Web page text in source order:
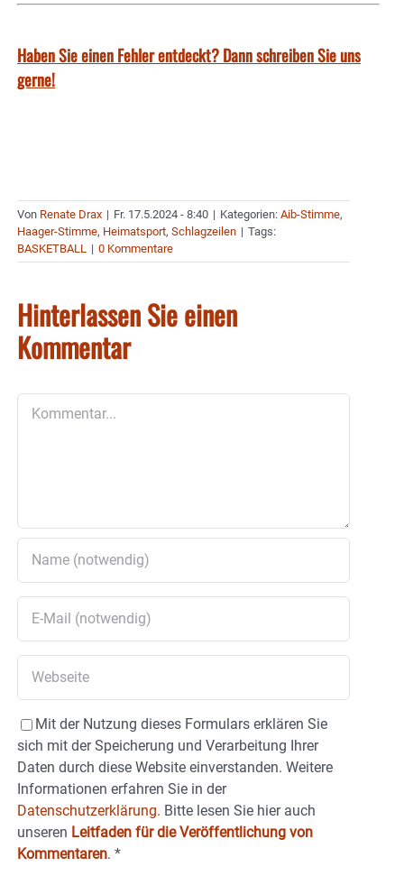
Haben Sie einen Fehler entdeckt? Dann schreiben Sie uns
gerne!
Von Renate Drax | Fr. 17.5.2024 - 8:40 | Kategorien: Aib-Stimme,
Haager-Stimme, Heimatsport, Schlagzeilen | Tags:
BASKETBALL
| 0 Kommentare
Hinterlassen Sie einen
Kommentar
Mit der Nutzung dieses Formulars erklären Sie
sich mit der Speicherung und Verarbeitung Ihrer
Daten durch diese Website einverstanden. Weitere
Informationen erfahren Sie in der
Datenschutzerklärung. Bitte lesen Sie hier auch
unseren Leitfaden für die Veröffentlichung von
Kommentaren. *